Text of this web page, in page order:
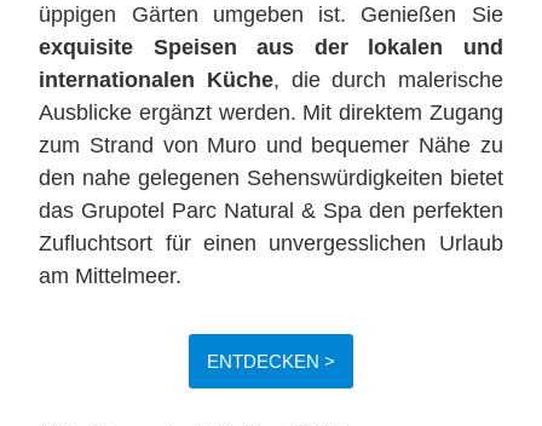
üppigen Gärten umgeben ist. Genießen Sie
exquisite Speisen aus der lokalen und
internationalen Küche, die durch malerische
Ausblicke ergänzt werden. Mit direktem Zugang
zum Strand von Muro und bequemer Nähe zu
den nahe gelegenen Sehenswürdigkeiten bietet
das Grupotel Parc Natural & Spa den perfekten
Zufluchtsort für einen unvergesslichen Urlaub
am Mittelmeer.
ENTDECKEN >